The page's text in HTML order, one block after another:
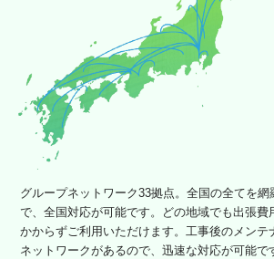
グループネットワーク33拠点。全国の全てを網
で、全国対応が可能です。どの地域でも出張費
かからずご利用いただけます。工事後のメンテ
ネットワークがあるので、迅速な対応が可能で